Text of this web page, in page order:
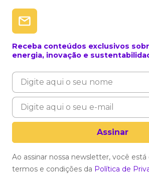
Receba conteúdos exclusivos
energia, inovação e
Ao assinar nossa newsletter, você
termos e condições da Política de